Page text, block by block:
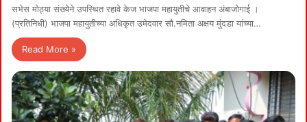
सभेस मोठ्या संख्येने उपस्थित रहावे केज भाजपा महायुतीचे आवाहन अंबाजोगाई ।
(प्रतिनिधी) भाजपा महायुतीच्या अधिकृत उमेदवार सौ.नमिता अक्षय मुंदडा यांच्या…
Read More »